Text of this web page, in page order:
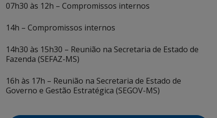
07h30 às 12h – Compromissos internos
14h – Compromissos internos
14h30 às 15h30 – Reunião na Secretaria de Estado de
Fazenda (SEFAZ-MS)
16h às 17h – Reunião na Secretaria de Estado de
Governo e Gestão Estratégica (SEGOV-MS)